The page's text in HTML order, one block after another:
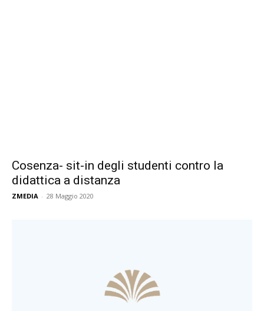
Cosenza- sit-in degli studenti contro la
didattica a distanza
ZMEDIA - 28 Maggio 2020